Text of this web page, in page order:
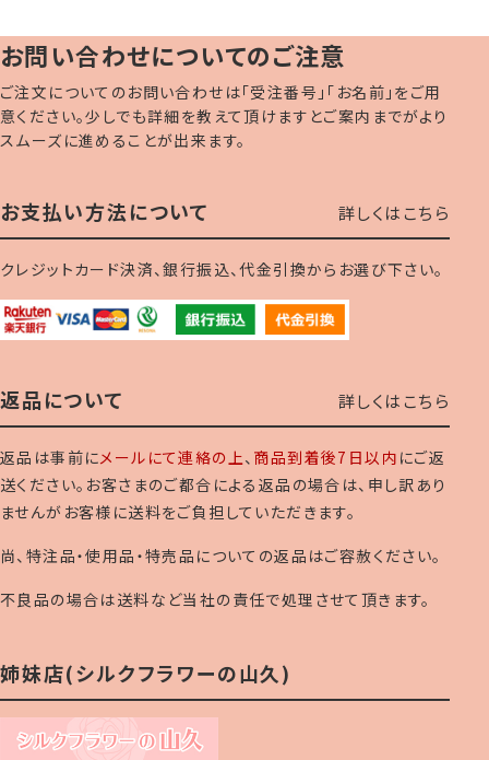
お問い合わせについてのご注意
ご注文についてのお問い合わせは「受注番号」「お名前」をご用
意ください。少しでも詳細を教えて頂けますとご案内までがより
スムーズに進めることが出来ます。
お支払い方法について 詳しくはこちら
クレジットカード決済、銀行振込、代金引換からお選び下さい。
返品について 詳しくはこちら
返品は事前にメールにて連絡の上、 商品到着後7日以内 にご返
送ください。お客さまのご都合による返品の場合は、申し訳あり
ませんがお客様に送料をご負担していただきます。
尚、特注品・使用品・特売品についての返品はご容赦ください。
不良品の場合は送料など当社の責任で処理させて頂きます。
姉妹店(シルクフラワーの山久)